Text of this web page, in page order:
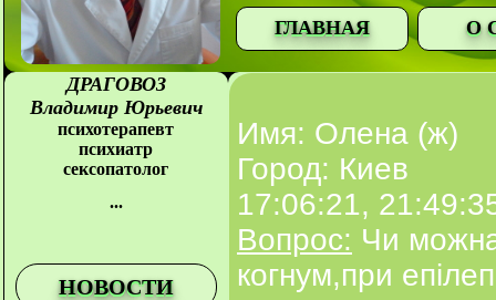
ГЛАВНАЯ О
ДРАГОВОЗ
Владимир Юрьевич
психотерапевт
психиатр
сексопатолог
...
НОВОСТИ
Имя: Олена (ж)
Город: Киев
17:06:21,
Вопрос: Чи
когнум,при